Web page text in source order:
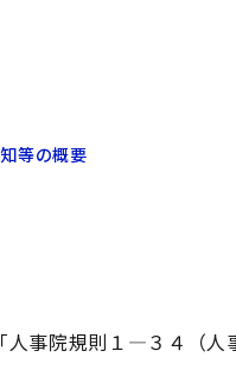
等の概要
「人事院規則１―３４（